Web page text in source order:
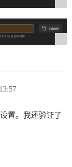
置。我还验证了